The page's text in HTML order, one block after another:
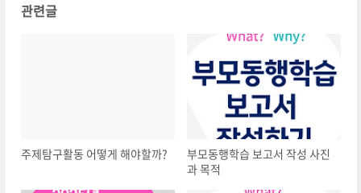
관련글
주제탐구활동 어떻게 해야할까?
부모동행학습 보고서 작성 사진
과 목적